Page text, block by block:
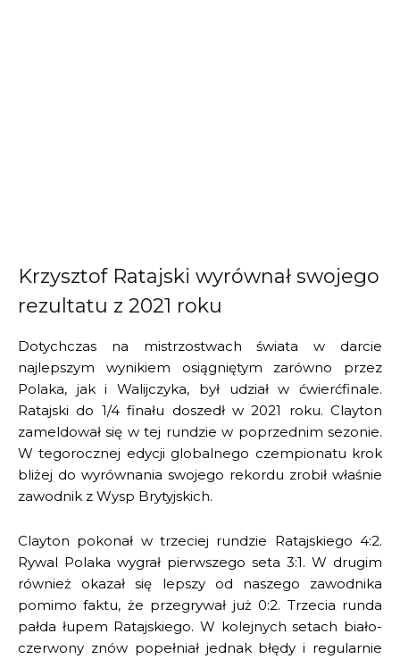
Krzysztof Ratajski wyrównał swojego
rezultatu z 2021 roku
Dotychczas na mistrzostwach świata w darcie
najlepszym wynikiem osiągniętym zarówno przez
Polaka, jak i Walijczyka, był udział w ćwierćfinale.
Ratajski do 1/4 finału doszedł w 2021 roku. Clayton
zameldował się w tej rundzie w poprzednim sezonie.
W tegorocznej edycji globalnego czempionatu krok
bliżej do wyrównania swojego rekordu zrobił właśnie
zawodnik z Wysp Brytyjskich.
Clayton pokonał w trzeciej rundzie Ratajskiego 4:2.
Rywal Polaka wygrał pierwszego seta 3:1. W drugim
również okazał się lepszy od naszego zawodnika
pomimo faktu, że przegrywał już 0:2. Trzecia runda
pałda łupem Ratajskiego. W kolejnych setach biało-
czerwony znów popełniał jednak błędy i regularnie